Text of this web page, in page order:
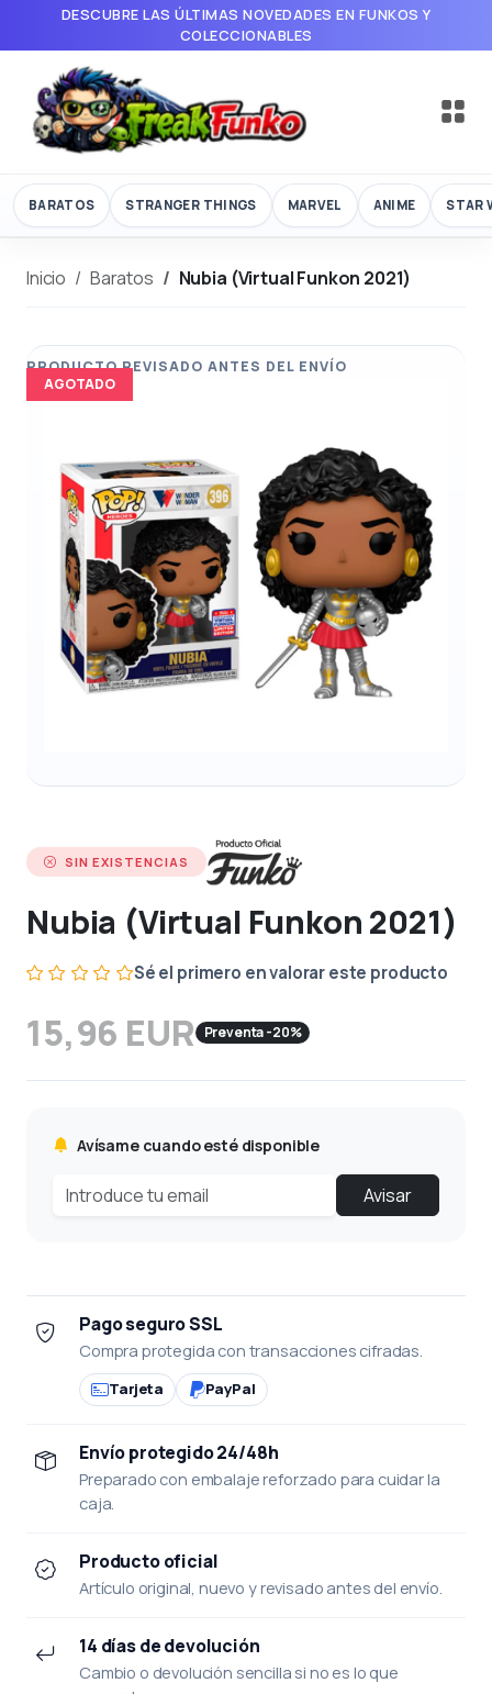
DESCUBRE LAS ÚLTIMAS NOVEDADES EN FUNKOS Y
COLECCIONABLES
BARATOS STRANGER THINGS MARVEL ANIME STAR
Inicio Baratos Nubia (Virtual Funkon 2021)
AGOTADO
SIN EXISTENCIAS
Nubia (Virtual Funkon 2021)
Sé el primero en valorar este producto
15,96 EUR Preventa -20%
Avísame cuando esté disponible
Avisar
Pago seguro SSL
Compra protegida con transacciones cifradas.
Tarjeta PayPal
Envío protegido 24/48h
Preparado con embalaje reforzado para cuidar la
caja.
Producto oficial
Artículo original, nuevo y revisado antes del envío.
14 días de devolución
Cambio o devolución sencilla si no es lo que